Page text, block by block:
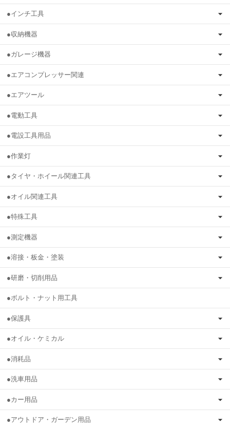
●インチ工具
●収納機器
●ガレージ機器
●エアコンプレッサー関連
●エアツール
●電動工具
●電設工具用品
●作業灯
●タイヤ・ホイール関連工具
●オイル関連工具
●特殊工具
●測定機器
●溶接・板金・塗装
●研磨・切削用品
●ボルト・ナット用工具
●保護具
●オイル・ケミカル
●消耗品
●洗車用品
●カー用品
●アウトドア・ガーデン用品